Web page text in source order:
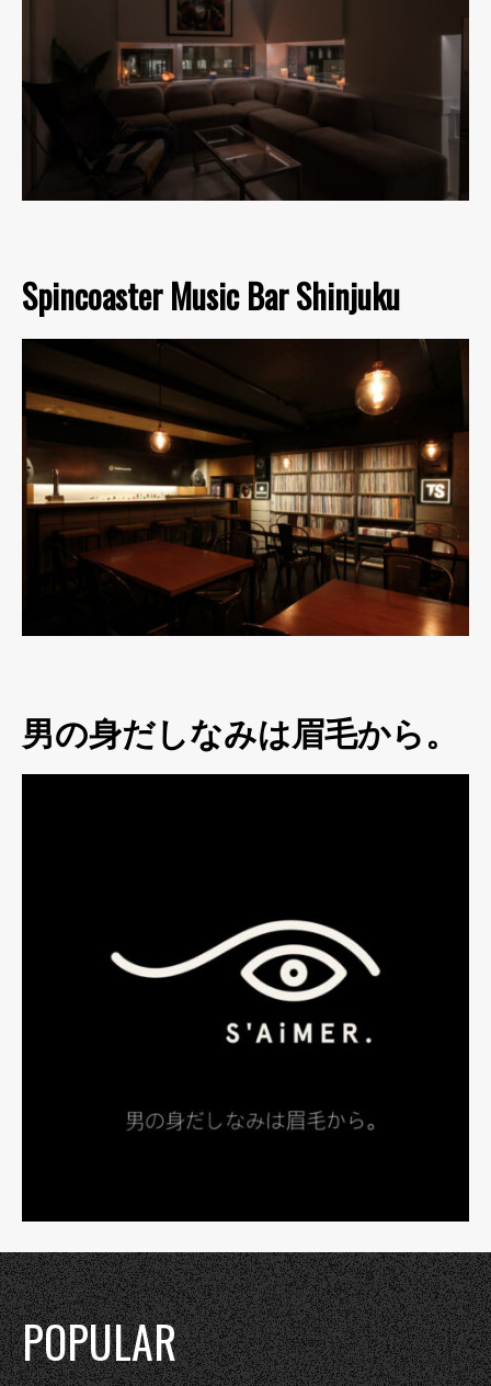
Spincoaster Music Bar Shinjuku
男の身だしなみは眉毛から。
POPULAR